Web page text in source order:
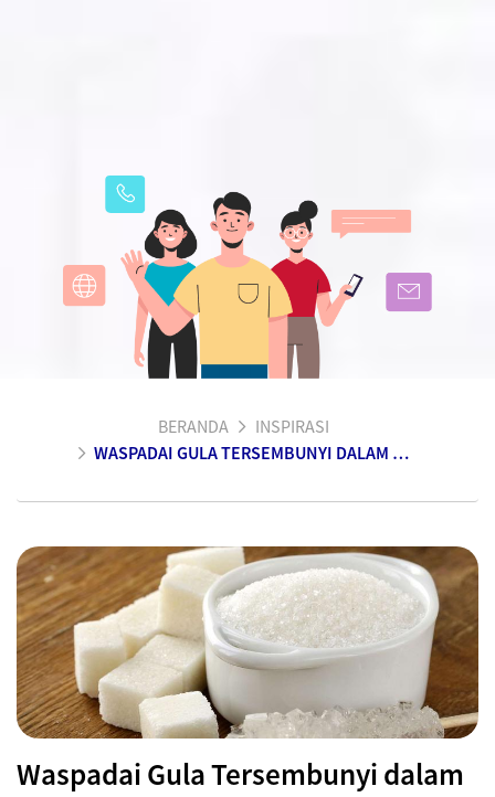
BERANDA
INSPIRASI
WASPADAI GULA TERSEMBUNYI DALAM MAKANAN ANDA
Waspadai Gula Tersembunyi dalam